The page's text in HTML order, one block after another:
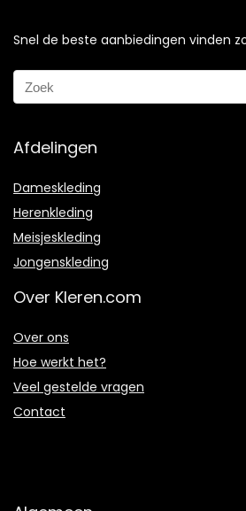
Snel de beste aanbiedingen vinden
Afdelingen
Dameskleding
Herenkleding
Meisjeskleding
Jongenskleding
Over Kleren.com
Over ons
Hoe werkt het?
Veel gestelde vragen
Contact